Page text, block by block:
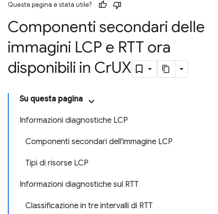
Questa pagina è stata utile?
Componenti secondari delle
immagini LCP e RTT ora
disponibili in CrUX
Su questa pagina
Informazioni diagnostiche LCP
Componenti secondari dell'immagine LCP
Tipi di risorse LCP
Informazioni diagnostiche sul RTT
Classificazione in tre intervalli di RTT